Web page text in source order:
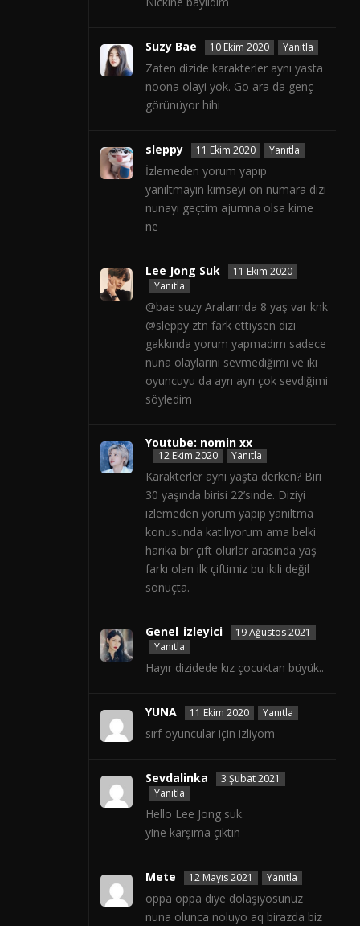
Suzy Bae 10 Ekim 2020 Yanıtla
Zaten dizide karakterler aynı yasta
noona olayi yok. Go ara da genç
görünüyor hihi
sleppy 11 Ekim 2020 Yanıtla
İzlemeden yorum yapıp
yanıltmayın kimseyi on numara dizi
nunayı geçtim ajumna olsa kime
ne
Lee Jong Suk
11 Ekim 2020
Yanıtla
@bae suzy Aralarında 8 yaş var knk
@sleppy ztn fark ettiysen dizi
gakkında yorum yapmadım sadece
nuna olaylarını sevmediğimi ve iki
oyuncuyu da ayrı ayrı çok sevdiğimi
söyledim
Youtube: nomin xx
12 Ekim 2020 Yanıtla
Karakterler aynı yaşta derken? Biri
30 yaşında birisi 22’sinde. Diziyi
izlemeden yorum yapıp yanıltma
konusunda katılıyorum ama belki
harika bir çift olurlar arasında yaş
farkı olan ilk çiftimiz bu ikili değil
sonuçta.
Genel_izleyici
19 Ağustos 2021
Yanıtla
Hayır dizidede kız çocuktan büyük..
YUNA 11 Ekim 2020 Yanıtla
sırf oyuncular için izliyom
Sevdalinka
3 Şubat 2021
Yanıtla
Hello Lee Jong suk.
yine karşıma çıktın
Mete 12 Mayıs 2021 Yanıtla
oppa oppa diye dolaşıyosunuz
nuna olunca noluyo aq birazda biz